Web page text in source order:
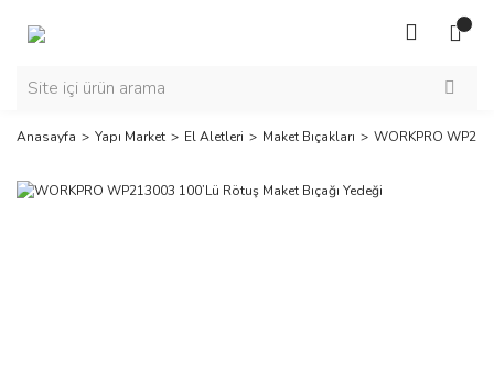
Anasayfa Yapı Market El Aletleri Maket Bıçakları WORKPRO